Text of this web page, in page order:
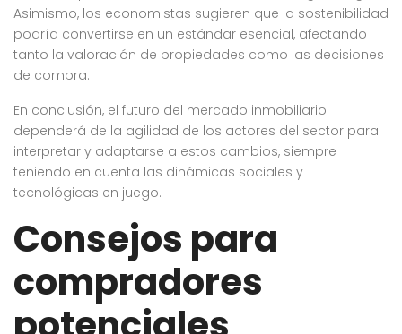
Asimismo, los economistas sugieren que la sostenibilidad
podría convertirse en un estándar esencial, afectando
tanto la valoración de propiedades como las decisiones
de compra.
En conclusión, el futuro del mercado inmobiliario
dependerá de la agilidad de los actores del sector para
interpretar y adaptarse a estos cambios, siempre
teniendo en cuenta las dinámicas sociales y
tecnológicas en juego.
Consejos para
compradores